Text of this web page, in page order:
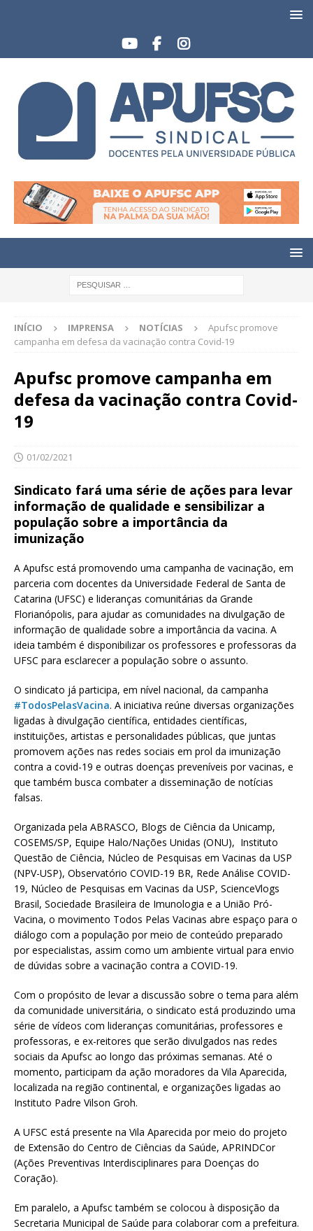
INÍCIO IMPRENSA NOTÍCIAS
Apufsc promove
campanha em defesa da vacinação contra Covid-19
Apufsc promove campanha em
defesa da vacinação contra Covid-
19
01/02/2021
Sindicato fará uma série de ações para levar
informação de qualidade e sensibilizar a
população sobre a importância da
imunização
A Apufsc está promovendo uma campanha de vacinação, em
parceria com docentes da Universidade Federal de Santa de
Catarina (UFSC) e lideranças comunitárias da Grande
Florianópolis, para ajudar as comunidades na divulgação de
informação de qualidade sobre a importância da vacina. A
ideia também é disponibilizar os professores e professoras da
UFSC para esclarecer a população sobre o assunto.
O sindicato já participa, em nível nacional, da campanha
#TodosPelasVacina. A iniciativa reúne diversas organizações
ligadas à divulgação científica, entidades científicas,
instituições, artistas e personalidades públicas, que juntas
promovem ações nas redes sociais em prol da imunização
contra a covid-19 e outras doenças preveníveis por vacinas, e
que também busca combater a disseminação de notícias
falsas.
Organizada pela ABRASCO, Blogs de Ciência da Unicamp,
COSEMS/SP, Equipe Halo/Nações Unidas (ONU), Instituto
Questão de Ciência, Núcleo de Pesquisas em Vacinas da USP
(NPV-USP), Observatório COVID-19 BR, Rede Análise COVID-
19, Núcleo de Pesquisas em Vacinas da USP, ScienceVlogs
Brasil, Sociedade Brasileira de Imunologia e a União Pró-
Vacina, o movimento Todos Pelas Vacinas abre espaço para o
diálogo com a população por meio de conteúdo preparado
por especialistas, assim como um ambiente virtual para envio
de dúvidas sobre a vacinação contra a COVID-19.
Com o propósito de levar a discussão sobre o tema para além
da comunidade universitária, o sindicato está produzindo uma
série de vídeos com lideranças comunitárias, professores e
professoras, e ex-reitores que serão divulgados nas redes
sociais da Apufsc ao longo das próximas semanas. Até o
momento, participam da ação moradores da Vila Aparecida,
localizada na região continental, e organizações ligadas ao
Instituto Padre Vilson Groh.
A UFSC está presente na Vila Aparecida por meio do projeto
de Extensão do Centro de Ciências da Saúde, APRINDCor
(Ações Preventivas Interdisciplinares para Doenças do
Coração).
Em paralelo, a Apufsc também se colocou à disposição da
Secretaria Municipal de Saúde para colaborar com a prefeitura.